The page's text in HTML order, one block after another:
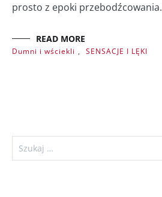
prosto z epoki przebodźcowania.
READ MORE
Dumni i wściekli , SENSACJE I LĘKI
Szukaj: